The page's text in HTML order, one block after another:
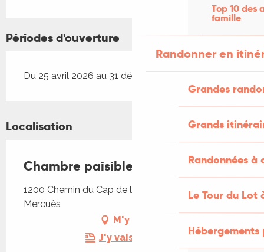
Top 10 des
famille
Randonner en
Grandes
Grands
Randonnées
Le Tour du Lot
Périodes d'ouverture
Du 25 avril 2026 au 31 décembre 2026
Localisation
Chambre paisible
1200 Chemin du Cap de la Croix Noire, 46090
Mercuès
M'y rendre
J'y vais en train !